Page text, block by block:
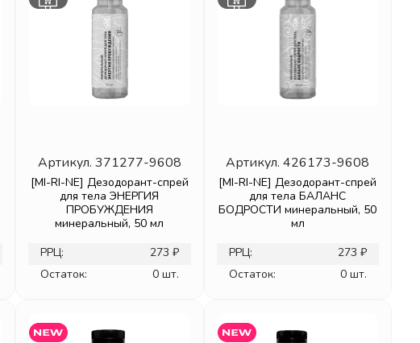
Артикул. 371277-9608
[MI-RI-NE] Дезодорант-спрей
для тела ЭНЕРГИЯ
ПРОБУЖДЕНИЯ
минеральный, 50 мл
РРЦ:
273 ₽
Остаток:
0 шт.
Артикул.426173-9608
[MI-RI-NE] Дезодорант-спрей
для тела БАЛАНС
БОДРОСТИ минеральный, 50
мл
РРЦ:
273 ₽
Остаток:
0 шт.